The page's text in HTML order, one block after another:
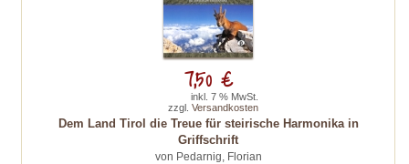
Dem Land Tirol die Treue für steirische Harmonika in
Griffschrift
von Pedarnig, Florian
7,50 €
inkl. 7 % MwSt.
zzgl. Versandkosten